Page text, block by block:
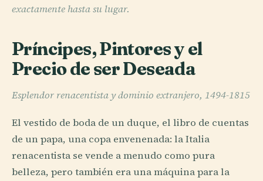
exactamente hasta su lugar.
Príncipes, Pintores y el
Precio de ser Deseada
Esplendor renacentista y dominio extranjero, 1494-1815
El vestido de boda de un duque, el libro de cuentas
de un papa, una copa envenenada: la Italia
renacentista se vende a menudo como pura
belleza, pero también era una máquina para la